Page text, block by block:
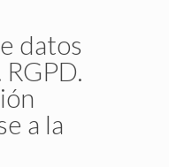
datos
a la